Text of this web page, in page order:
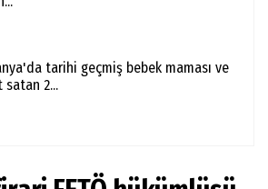
tarihi geçmiş bebek maması ve
satan 2...